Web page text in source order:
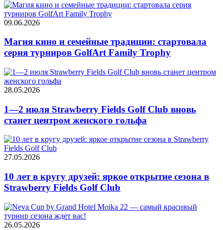
09.06.2026
Магия кино и семейные традиции: стартовала
серия турниров GolfArt Family Trophy
28.05.2026
1—2 июля Strawberry Fields Golf Club вновь
станет центром женского гольфа
27.05.2026
10 лет в кругу друзей: яркое открытие сезона в
Strawberry Fields Golf Club
26.05.2026